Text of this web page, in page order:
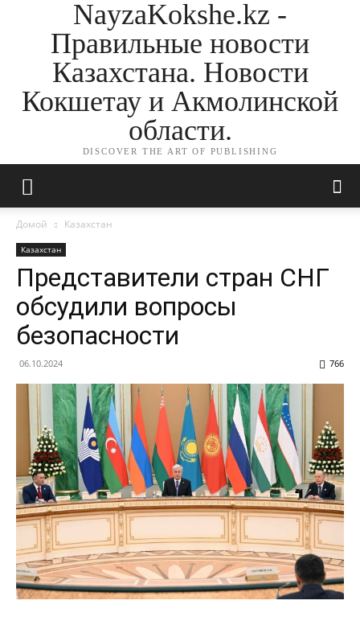
NayzaKokshe.kz -
Правильные новости
Казахстана. Новости
Кокшетау и Акмолинской
области.
DISCOVER THE ART OF PUBLISHING
Домой Казахстан
Казахстан
Представители стран СНГ
обсудили вопросы
безопасности
06.10.2024 766